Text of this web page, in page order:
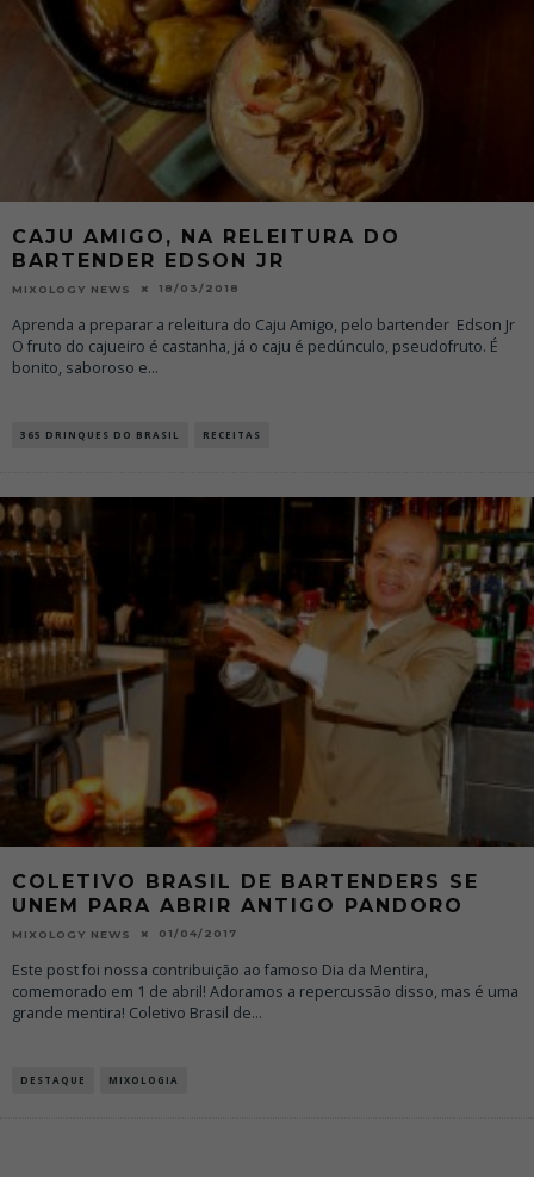
CAJU AMIGO, NA RELEITURA DO
BARTENDER EDSON JR
MIXOLOGY NEWS 18/03/2018
Aprenda a preparar a releitura do Caju Amigo, pelo bartender Edson Jr
O fruto do cajueiro é castanha, já o caju é pedúnculo, pseudofruto. É
bonito, saboroso e...
365 DRINQUES DO BRASIL RECEITAS
COLETIVO BRASIL DE BARTENDERS SE
UNEM PARA ABRIR ANTIGO PANDORO
MIXOLOGY NEWS 01/04/2017
Este post foi nossa contribuição ao famoso Dia da Mentira,
comemorado em 1 de abril! Adoramos a repercussão disso, mas é uma
grande mentira! Coletivo Brasil de...
DESTAQUE MIXOLOGIA